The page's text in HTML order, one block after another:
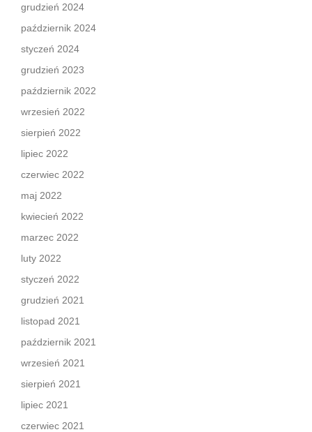
grudzień 2024
październik 2024
styczeń 2024
grudzień 2023
październik 2022
wrzesień 2022
sierpień 2022
lipiec 2022
czerwiec 2022
maj 2022
kwiecień 2022
marzec 2022
luty 2022
styczeń 2022
grudzień 2021
listopad 2021
październik 2021
wrzesień 2021
sierpień 2021
lipiec 2021
czerwiec 2021